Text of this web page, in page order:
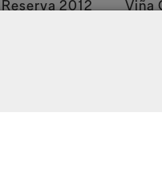
2012
Viña